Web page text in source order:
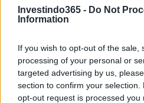
Investindo365 - Do Not
Information
If you wish to opt-out of the sale,
processing of your personal or
targeted advertising by us,
section to confirm your
opt-out request is processed you
confirme na próxima tela,
dicas mais uma vez para
ciente dos problemas de
sua carteira está pronta. Agora